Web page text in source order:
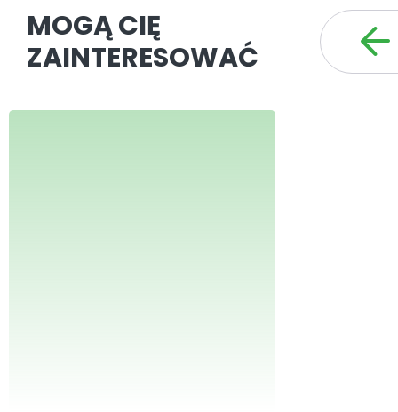
MOGĄ CIĘ
ZAINTERESOWAĆ